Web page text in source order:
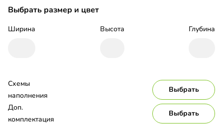
Выбрать размер и цвет
Ширина Высота Глубина
Схемы
наполнения
Выбрать
Доп.
комплектация
Выбрать